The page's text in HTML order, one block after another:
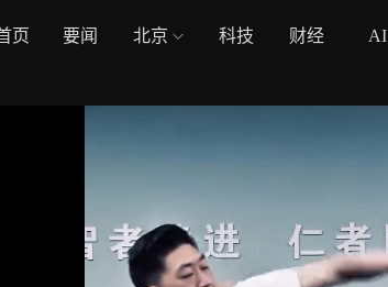
页 要闻 北京 科技 财经 AI